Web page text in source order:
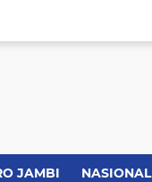
JAMBI NASIONAL